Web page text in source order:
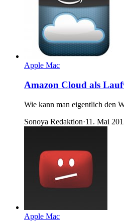
Apple Mac
Amazon Cloud als
Wie kann man eigentlich den
Sonoya Redaktion·11. Mai
Apple Mac